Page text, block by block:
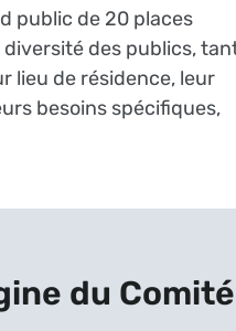
public de 20 places
des publics,
lieu de résidence, leur
besoins spécifiques,
du